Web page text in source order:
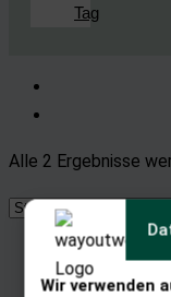
Tag
Alle 2 Ergebnisse
Wir verwenden